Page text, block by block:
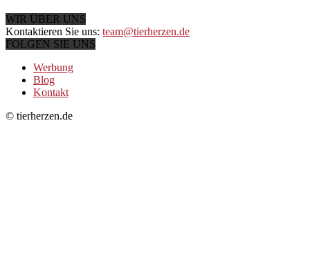
WIR ÜBER UNS
Kontaktieren Sie uns: team@tierherzen.de
FOLGEN SIE UNS
Werbung
Blog
Kontakt
© tierherzen.de